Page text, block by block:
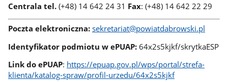
Centrala tel.(+48) 14 642 24 31 Fax: (+48) 14 642 22 29
Poczta elektroniczna: sekretariat@powiatdabrowski.pl
Identyfikator podmiotu w ePUAP:64x2s5kjkf/skrytkaESP
Link do ePUAP: https://epuap.gov.pl/wps/portal/strefa-
klienta/katalog-spraw/profil-urzedu/64x2s5kjkf